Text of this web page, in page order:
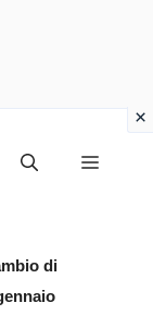
Menu
di